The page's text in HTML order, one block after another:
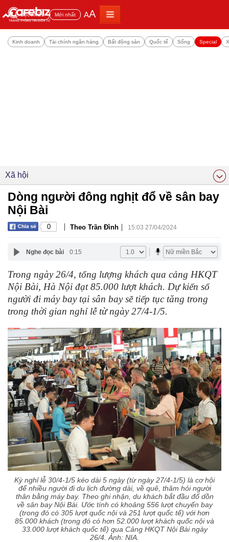
Đọc nhiều Mới nhất AA
Kinh doanh Tài chính ngân hàng Bất động sản Quốc tế Sống Special
Xã hội
Dòng người đông nghịt đổ về sân bay
Nội Bài
0 | Theo Trần Đình | 15:03 27/04/2024
Nghe đọc bài 0:15
Trong ngày 26/4, tổng lượng khách qua cảng HKQT
Nội Bài, Hà Nội đạt 85.000 lượt khách. Dự kiến số
người đi máy bay tại sân bay sẽ tiếp tục tăng trong
trong thời gian nghỉ lễ từ ngày 27/4-1/5.
Kỳ nghỉ lễ 30/4-1/5 kéo dài 5 ngày (từ ngày 27/4-1/5) là cơ hội
để nhiều người đi du lịch đường dài, về quê, thăm hỏi người
thân bằng máy bay. Theo ghi nhận, du khách bắt đầu đổ dồn
về sân bay Nội Bài. Ước tính có khoảng 556 lượt chuyến bay
(trong đó có 305 lượt quốc nội và 251 lượt quốc tế) với hơn
85.000 khách (trong đó có hơn 52.000 lượt khách quốc nội và
33.000 lượt khách quốc tế) qua Cảng HKQT Nội Bài ngày
26/4. Ảnh: NIA.